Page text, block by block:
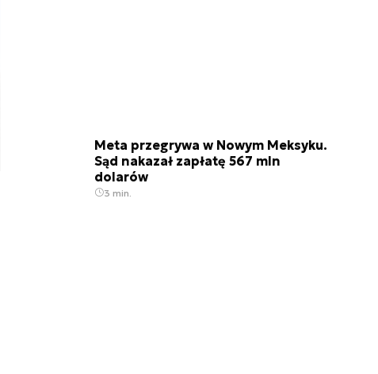
Meta przegrywa w Nowym Meksyku.
Sąd nakazał zapłatę 567 mln
dolarów
3 min.